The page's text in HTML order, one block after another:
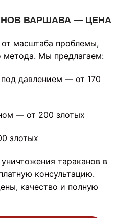
ВАРШАВА — ЦЕНА
масштаба проблемы,
метода. Мы предлагаем:
давлением — от 170
— от 200 злотых
злотых
тараканов в
консультацию.
качество и полную